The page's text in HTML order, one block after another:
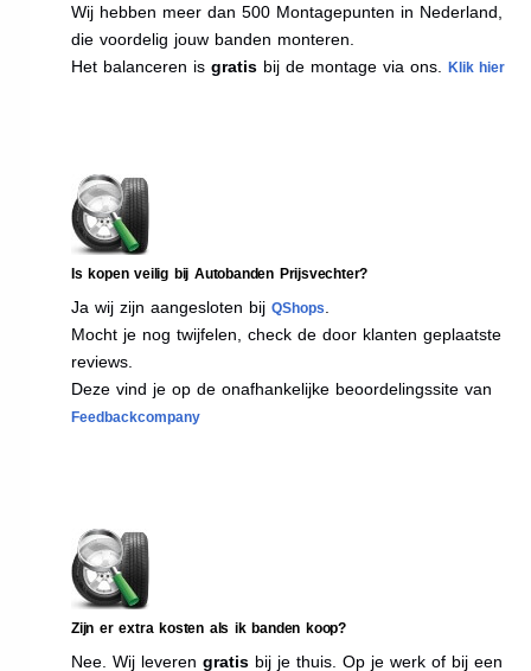
Wij hebben meer dan 500 Montagepunten in Nederland,
die voordelig jouw banden monteren.
Het balanceren is gratis bij de montage via ons. Klik hier
Is kopen veilig bij Autobanden Prijsvechter?
Ja wij zijn aangesloten bij QShops
Mocht je nog twijfelen, check de door klanten geplaatste
reviews.
Deze vind je op de onafhankelijke beoordelingssite van
Feedbackcompany
Zijn er extra kosten als ik banden koop?
Nee. Wij leveren gratis bij je thuis. Op je werk of bij een